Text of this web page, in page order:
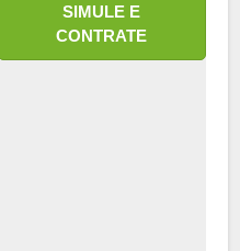
SIMULE E
CONTRATE